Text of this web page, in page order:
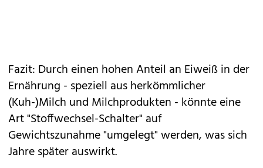
Fazit: Durch einen hohen Anteil an Eiweiß in der
Ernährung - speziell aus herkömmlicher
(Kuh-)Milch und Milchprodukten - könnte eine
Art "Stoffwechsel-Schalter" auf
Gewichtszunahme "umgelegt" werden, was sich
Jahre später auswirkt.